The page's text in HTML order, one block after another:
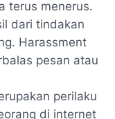
terus menerus.
dari tindakan
Harassment
pesan atau
perilaku
di internet